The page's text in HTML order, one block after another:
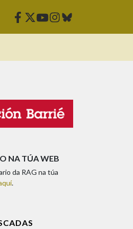
Facebook
Twitter
Youtube
Instagram
Bluesky
NA TÚA WEB
da RAG na túa
.